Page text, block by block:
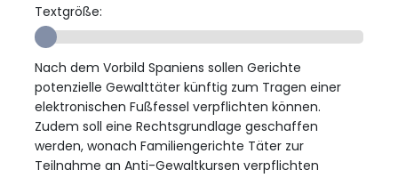
Textgröße:
Nach dem Vorbild Spaniens sollen Gerichte
potenzielle Gewalttäter künftig zum Tragen einer
elektronischen Fußfessel verpflichten können.
Zudem soll eine Rechtsgrundlage geschaffen
werden, wonach Familiengerichte Täter zur
Teilnahme an Anti-Gewaltkursen verpflichten